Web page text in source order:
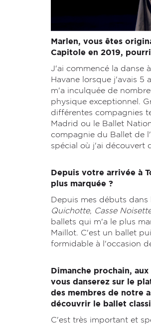
Marlen, vous êtes
Capitole en 2019,
J'ai commencé la danse
Havane lorsque j'avais 5
m'a inculquée de
physique exceptionnel.
différentes compagnies
Madrid ou le Ballet
compagnie du Ballet de
spécial où j'ai découvert
Depuis votre arrivée à
plus marquée ?
Depuis mes débuts
Quichotte, Casse
ballets qui m'a le plus
Maillot. C'est un ballet
formidable à l'occasion
Dimanche prochain,
vous danserez sur le
des membres de notre
découvrir le ballet
C'est très important et